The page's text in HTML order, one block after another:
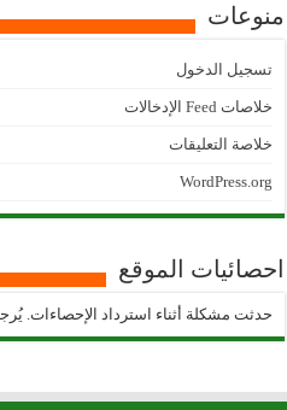
منوعات
تسجيل الدخول
خلاصات Feed الإدخالات
خلاصة التعليقات
WordPress.org
احصائيات الموقع
حدثت مشكلة أثناء استرداد الإحصاءات.